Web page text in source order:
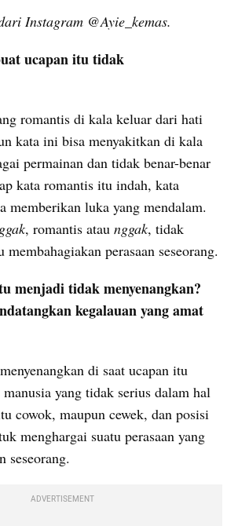
Instagram @Ayie_kemas.
ucapan itu tidak
romantis di kala keluar dari hati
kata ini bisa menyakitkan di kala
permainan dan tidak benar-benar
kata romantis itu indah, kata
memberikan luka yang mendalam.
, romantis atau nggak, tidak
perasaan seseorang.
menjadi tidak menyenangkan?
kegalauan yang amat
di saat ucapan itu
yang tidak serius dalam hal
cowok, maupun cewek, dan posisi
menghargai suatu perasaan yang
seseorang.
ADVERTISEMENT